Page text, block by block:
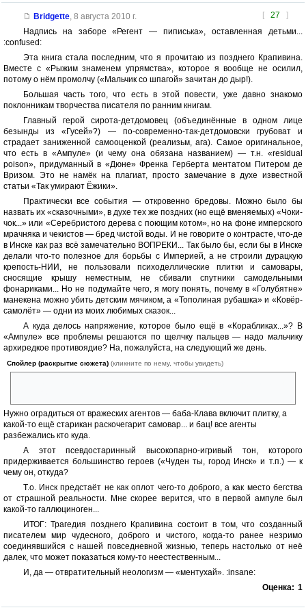
[ 27 ]
Bridgette, 8 августа 2010 г.
Надпись на заборе «Регент — пиписька», оставленная детьми...
:confused:
Эта книга стала последним, что я прочитаю из позднего Крапивина.
Вместе с «Рыжим знаменем упрямства», которое я вообще не осилил,
потому о нём промолчу («Мальчик со шпагой» зачитан до дыр!).
Большая часть того, что есть в этой повести, уже давно знакомо
поклонникам творчества писателя по ранним книгам.
Главный герой сирота-детдомовец (объединённые в одном лице
безынды из «Гусей»?) — по-современно-так-детдомовски грубоват и
страдает заниженной самооценкой (реализьм, ага). Самое оригинальное,
что есть в «Ампуле» (и чему она обязана названием) — т.н. «residual
poison», придуманный в «Дюне» Френка Герберта ментатом Питером де
Вризом. Это не намёк на плагиат, просто замечание в духе известной
статьи «Так умирают Ёжики».
Практически все события — откровенно бредовы. Можно было бы
назвать их «сказочными», в духе тех же поздних (но ещё вменяемых) «Чоки-
чок...» или «Серебристого дерева с поющим котом», но на фоне имперского
мрачняка и чекистов — бред чистой воды. И не говорите о контрасте, что-де
в Инске как раз всё замечательно ВОПРЕКИ... Так было бы, если бы в Инске
делали что-то полезное для борьбы с Империей, а не строили дурацкую
крепость-НИИ, не пользовали психоделлические плитки и самовары,
сносящие крышу неместным, не сбивали спутники самодельными
фонариками... Но не подумайте чего, я могу понять, почему в «Голубятне»
манекена можно убить детским мячиком, а «Тополиная рубашка» и «Ковёр-
самолёт» — одни из моих любимых сказок...
А куда делось напряжение, которое было ещё в «Корабликах...»? В
«Ампуле» все проблемы решаются по щелчку пальцев — надо мальчику
архиредкое противоядие? На, пожалуйста, на следующий же день.
Спойлер (раскрытие сюжета) (кликните по нему, чтобы увидеть)
Нужно оградиться от вражеских агентов — баба-Клава включит плитку, а
какой-то ещё старикан раскочегарит самовар... и бац! все агенты
разбежались кто куда.
А этот псевдостаринный высокопарно-игривый тон, которого
придерживается большинство героев («Чуден ты, город Инск» и т.п.) — к
чему он, откуда?
Т.о. Инск предстаёт не как оплот чего-то доброго, а как место бегства
от страшной реальности. Мне скорее верится, что в первой ампуле был
какой-то галлюциноген...
ИТОГ: Трагедия позднего Крапивина состоит в том, что созданный
писателем мир чудесного, доброго и чистого, когда-то ранее незримо
соединявшийся с нашей повседневной жизнью, теперь настолько от неё
далек, что может показаться кому-то неестественным...
И, да — отвратительный неологизм — «ментухай». :insane:
Оценка: 1